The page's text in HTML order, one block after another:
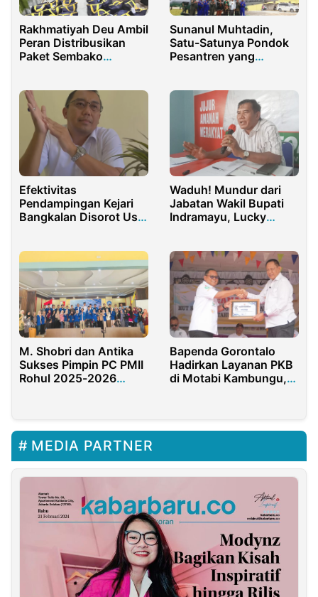
Rakhmatiyah Deu Ambil
Peran Distribusikan
Paket Sembako
Sunanul Muhtadin,
Satu-Satunya Pondok
Pesantren yang
Efektivitas
Pendampingan Kejari
Bangkalan Disorot Usai
Target
Waduh! Mundur dari
Jabatan Wakil Bupati
Indramayu, Lucky
M. Shobri dan Antika
Sukses Pimpin PC PMII
Rohul 2025-2026
Bapenda Gorontalo
Hadirkan Layanan PKB
di Motabi Kambungu,
MEDIA PARTNER